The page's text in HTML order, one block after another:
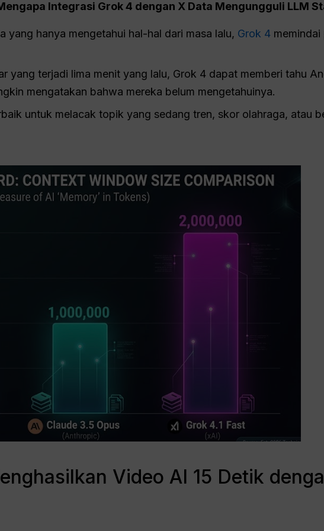
Integrasi Grok 4 dengan X Data Mengungguli LLM
yang hanya mengetahui hal-hal dari masa lalu, Grok 4
yang terjadi lima menit yang lalu, Grok 4 dapat memberi tahu
mengatakan bahwa mereka belum mengetahuinya.
untuk melacak topik yang sedang tren, skor olahraga, atau
Video AI 15 Detik